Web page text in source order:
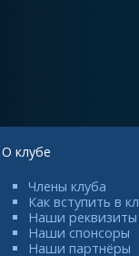
О клубе
Члены клуба
Как вступить в
Наши реквизиты
Наши спонсоры
Наши партнёры